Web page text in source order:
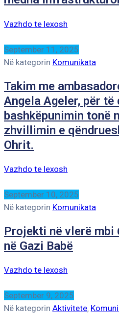
Vazhdo te lexosh
September 11, 2025
Në kategorin Komunikata
Takim me
Angela Ageler, për të
bashkëpunimin tonë
zhvillimin e
Ohrit.
Vazhdo te lexosh
September 10, 2025
Në kategorin Komunikata
Projekti në vlerë mbi
në Gazi Babë
Vazhdo te lexosh
September 9, 2025
Në kategorin Aktivitete‚